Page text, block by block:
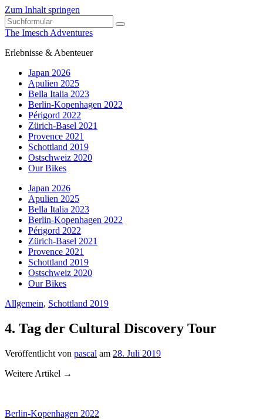
Zum Inhalt springen
Suchen
The Imesch Adventures
Erlebnisse & Abenteuer
Japan 2026
Apulien 2025
Bella Italia 2023
Berlin-Kopenhagen 2022
Périgord 2022
Zürich-Basel 2021
Provence 2021
Schottland 2019
Ostschweiz 2020
Our Bikes
Japan 2026
Apulien 2025
Bella Italia 2023
Berlin-Kopenhagen 2022
Périgord 2022
Zürich-Basel 2021
Provence 2021
Schottland 2019
Ostschweiz 2020
Our Bikes
Allgemein, Schottland 2019
4. Tag der Cultural Discovery Tour
Veröffentlicht von pascal am 28. Juli 2019
Weitere Artikel →
Berlin-Kopenhagen 2022